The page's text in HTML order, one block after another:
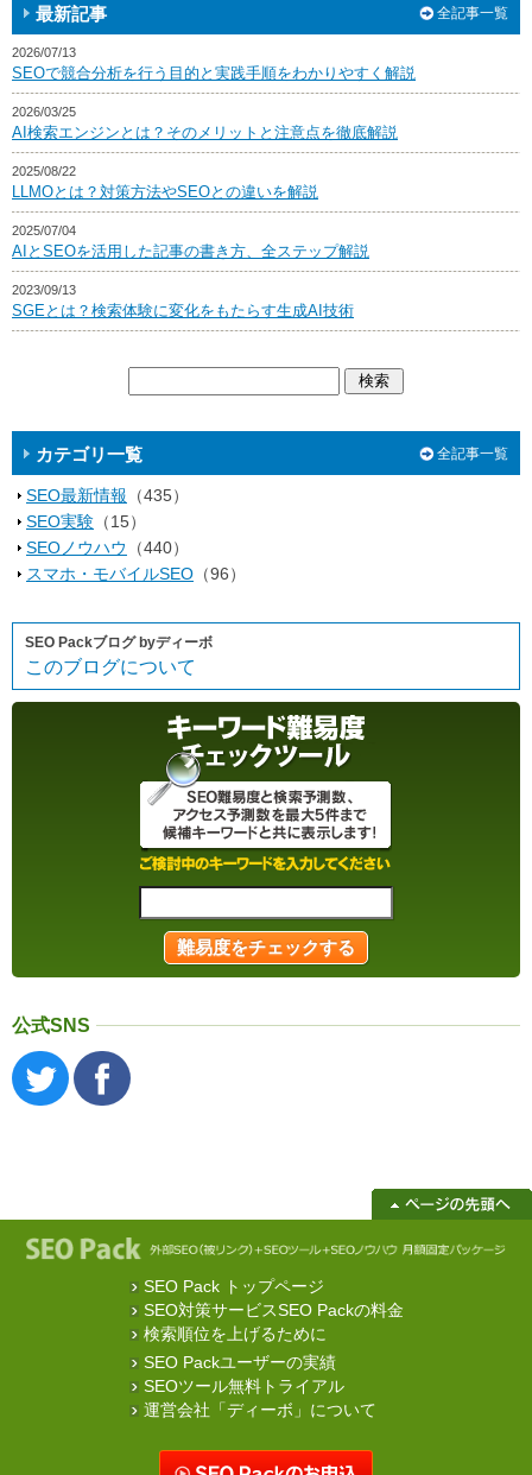
最新記事 全記事一覧
2026/07/13
SEOで競合分析を行う目的と実践手順をわかりやすく解説
2026/03/25
AI検索エンジンとは？そのメリットと注意点を徹底解説
2025/08/22
LLMOとは？対策方法やSEOとの違いを解説
2025/07/04
AIとSEOを活用した記事の書き方、全ステップ解説
2023/09/13
SGEとは？検索体験に変化をもたらす生成AI技術
カテゴリ一覧 全記事一覧
SEO最新情報 （435）
SEO実験 （15）
SEOノウハウ
（440）
スマホ・モバイルSEO （96）
SEO Packブログ byディーボ
このブログについて
公式SNS
SEO Pack トップページ
SEO対策サービスSEO Packの料金
検索順位を上げるために
SEO Packユーザーの実績
SEOツール無料トライアル
運営会社「ディーボ」について